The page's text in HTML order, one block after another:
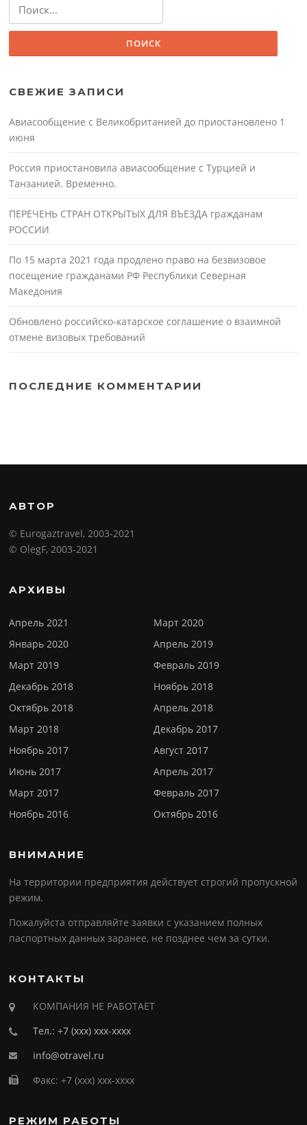
СВЕЖИЕ ЗАПИСИ
Авиасообщение с Великобританией до приостановлено 1
июня
Россия приостановила авиасообщение с Турцией и
Танзанией. Временно.
ПЕРЕЧЕНЬ СТРАН ОТКРЫТЫХ ДЛЯ ВЪЕЗДА гражданам
РОССИИ
По 15 марта 2021 года продлено право на безвизовое
посещение гражданами РФ Республики Северная
Македония
Обновлено российско-катарское соглашение о взаимной
отмене визовых требований
ПОСЛЕДНИЕ КОММЕНТАРИИ
АВТОР
© Eurogaztravel, 2003-2021
© OlegF, 2003-2021
АРХИВЫ
Апрель 2021
Март 2020
Январь 2020
Апрель 2019
Март 2019
Февраль 2019
Декабрь 2018
Ноябрь 2018
Октябрь 2018
Апрель 2018
Март 2018
Декабрь 2017
Ноябрь 2017
Август 2017
Июнь 2017
Апрель 2017
Март 2017
Февраль 2017
Ноябрь 2016
Октябрь 2016
ВНИМАНИЕ
На территории предприятия действует строгий пропускной
режим.
Пожалуйста отправляйте заявки с указанием полных
паспортных данных заранее, не позднее чем за сутки.
КОНТАКТЫ
КОМПАНИЯ НЕ РАБОТАЕТ
Тел.: +7 (ххх) ххх-хххх
info@otravel.ru
Факс: +7 (ххх) ххх-хххх
РЕЖИМ РАБОТЫ